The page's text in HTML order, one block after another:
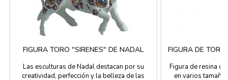
FIGURA TORO "SIRENES" DE NADAL
Las esculturas de Nadal destacan por su
creatividad, perfección y la belleza de las
FIGURA DE
Figura de resina
en varios